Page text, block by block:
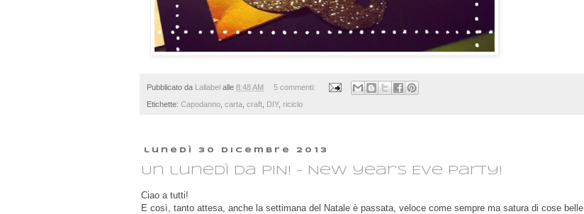
Pubblicato da Lallabel alle 8:48 AM 5 commenti:
Etichette: Capodanno carta craft DIY, riciclo
lunedì 30 dicembre 2013
Un lunedì da PIN! - New year's Eve party!
Ciao a tutti!
E così, tanto attesa, anche la settimana del Natale è passata, veloce come sempre ma satura di cose belle.